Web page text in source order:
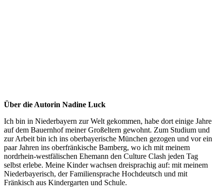
Über die Autorin Nadine Luck
Ich bin in Niederbayern zur Welt gekommen, habe dort einige Jahre
auf dem Bauernhof meiner Großeltern gewohnt. Zum Studium und
zur Arbeit bin ich ins oberbayerische München gezogen und vor ein
paar Jahren ins oberfränkische Bamberg, wo ich mit meinem
nordrhein-westfälischen Ehemann den Culture Clash jeden Tag
selbst erlebe. Meine Kinder wachsen dreisprachig auf: mit meinem
Niederbayerisch, der Familiensprache Hochdeutsch und mit
Fränkisch aus Kindergarten und Schule.